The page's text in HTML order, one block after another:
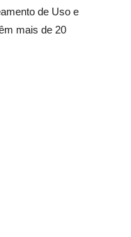
de Uso e
mais de 20